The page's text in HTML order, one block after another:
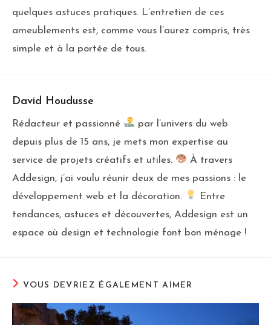
quelques astuces pratiques. L’entretien de ces
ameublements est, comme vous l’aurez compris, très
simple et à la portée de tous.
David Houdusse
Rédacteur et passionné
par l’univers du web
depuis plus de 15 ans, je mets mon expertise au
service de projets créatifs et utiles.
À travers
Addesign, j’ai voulu réunir deux de mes passions : le
développement web et la décoration.
Entre
tendances, astuces et découvertes, Addesign est un
espace où design et technologie font bon ménage !
VOUS DEVRIEZ ÉGALEMENT AIMER